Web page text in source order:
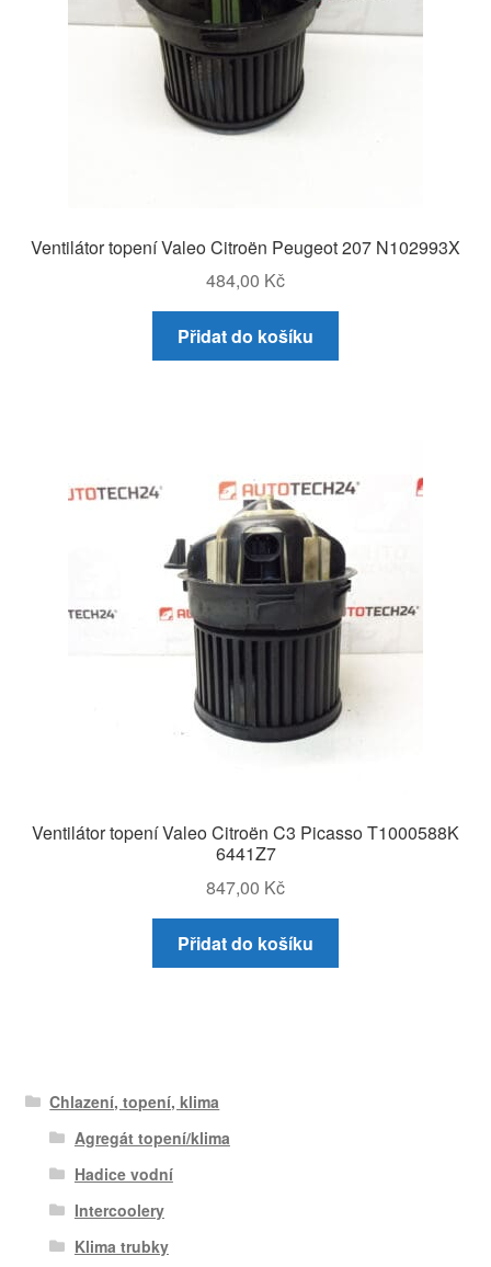
Ventilátor topení Valeo Citroën Peugeot 207 N102993X
484,00 Kč
Přidat do košíku
Ventilátor topení Valeo Citroën C3 Picasso T1000588K
6441Z7
847,00 Kč
Přidat do košíku
Chlazení, topení, klima
Agregát topení/klima
Hadice vodní
Intercoolery
Klima trubky